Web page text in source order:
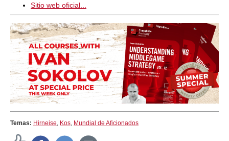
Sitio web oficial...
Temas: Hirneise, Kos, Mundial de Aficionados